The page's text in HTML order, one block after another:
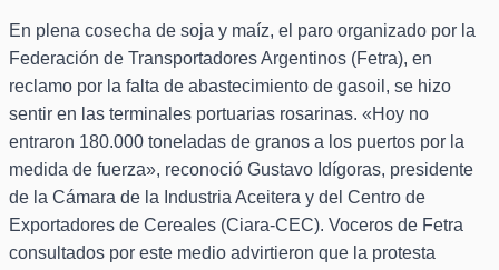
En plena cosecha de soja y maíz, el paro organizado por la
Federación de Transportadores Argentinos (Fetra), en
reclamo por la falta de abastecimiento de gasoil, se hizo
sentir en las terminales portuarias rosarinas. «Hoy no
entraron 180.000 toneladas de granos a los puertos por la
medida de fuerza», reconoció Gustavo Idígoras, presidente
de la Cámara de la Industria Aceitera y del Centro de
Exportadores de Cereales (Ciara-CEC). Voceros de Fetra
consultados por este medio advirtieron que la protesta